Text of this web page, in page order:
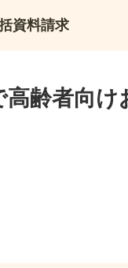
資料請求
高齢者向